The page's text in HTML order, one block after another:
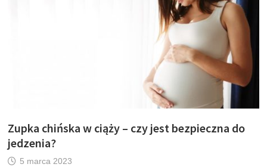
Zupka chińska w ciąży – czy jest bezpieczna do
jedzenia?
5 marca 2023